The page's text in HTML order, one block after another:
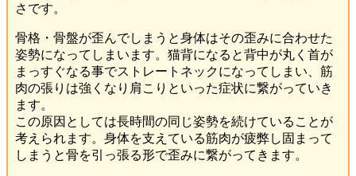
さです。
骨格・骨盤が歪んでしまうと身体はその歪みに合わせた
姿勢になってしまいます。猫背になると背中が丸く首が
まっすぐなる事でストレートネックになってしまい、筋
肉の張りは強くなり肩こりといった症状に繋がっていき
ます。
この原因としては長時間の同じ姿勢を続けていることが
考えられます。身体を支えている筋肉が疲弊し固まって
しまうと骨を引っ張る形で歪みに繋がってきます。